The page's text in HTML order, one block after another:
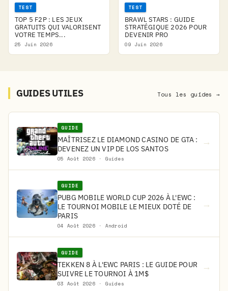
TEST
TOP 5 F2P : LES JEUX
GRATUITS QUI VALORISENT
VOTRE TEMPS...
25 Juin 2026
TEST
BRAWL STARS : GUIDE
STRATÉGIQUE 2026 POUR
DEVENIR PRO
09 Juin 2026
GUIDES UTILES Tous les guides →
GUIDE
MAÎTRISEZ LE DIAMOND CASINO DE GTA :
DEVENEZ UN VIP DE LOS SANTOS
05 Août 2026 · Guides
→
GUIDE
PUBG MOBILE WORLD CUP 2026 À L'EWC :
LE TOURNOI MOBILE LE MIEUX DOTÉ DE
PARIS
04 Août 2026 · Android
→
GUIDE
TEKKEN 8 À L'EWC PARIS : LE GUIDE POUR
SUIVRE LE TOURNOI À 1M$
03 Août 2026 · Guides
→